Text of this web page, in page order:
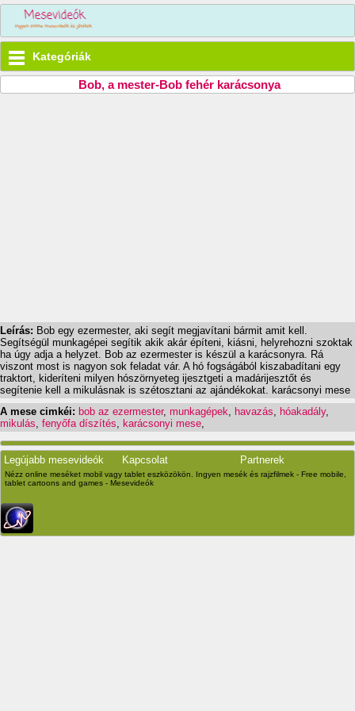
Kategóriák
Bob, a mester-Bob fehér karácsonya
Leírás: Bob egy ezermester, aki segít megjavítani bármit amit kell.
Segítségül munkagépei segítik akik akár építeni, kiásni, helyrehozni szoktak
ha úgy adja a helyzet. Bob az ezermester is készül a karácsonyra. Rá
viszont most is nagyon sok feladat vár. A hó fogságából kiszabadítani egy
traktort, kideríteni milyen hószörnyeteg ijesztgeti a madárijesztőt és
segítenie kell a mikulásnak is szétosztani az ajándékokat. karácsonyi mese
A mese cimkéi: bob az ezermester, munkagépek havazás hóakadály,
mikulás fenyőfa díszítés karácsonyi mese
Legújabb mesevideók Kapcsolat Partnerek
Nézz online meséket mobil vagy tablet eszközökön. Ingyen mesék és rajzfilmek - Free mobile,
tablet cartoons and games - Mesevideók